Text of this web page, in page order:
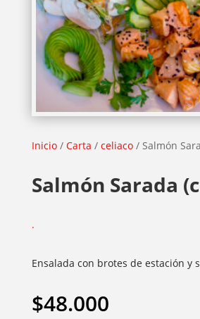
Inicio/ Carta / celiaco/ Salmón
Salmón Sarada
.
Ensalada con brotes de estación y
$48.000